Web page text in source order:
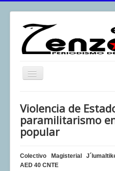
Toggle
El Zenzontle
Resistencia
Multimedia
Violencia de
paramilitarismo
popular
Colectivo Magisterial
AED 40 CNTE